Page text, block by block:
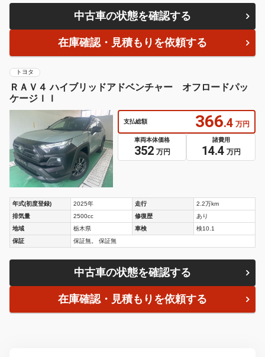
中古車の状態を確認する
在庫確認・見積もりを依頼する
トヨタ
ＲＡＶ４ ハイブリッドアドベンチャー オフロードパッ
ケージＩＩ
支払総額 366.4 万円
車両本体価格
352 万円
諸費用
14.4 万円
年式(初度登録) 2025年 走行
2.2万km
排気量
2500cc 修復歴
あり
地域
栃木県 車検
検10.1
保証
保証無。 保証無
中古車の状態を確認する
在庫確認・見積もりを依頼する